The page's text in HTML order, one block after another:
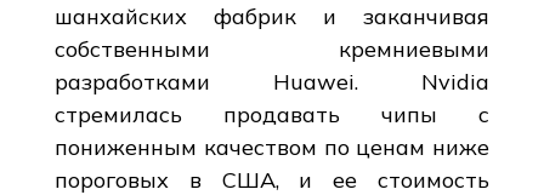
шанхайских фабрик и заканчивая
собственными кремниевыми
разработками Huawei. Nvidia
стремилась продавать чипы с
пониженным качеством по ценам ниже
пороговых в США, и ее стоимость